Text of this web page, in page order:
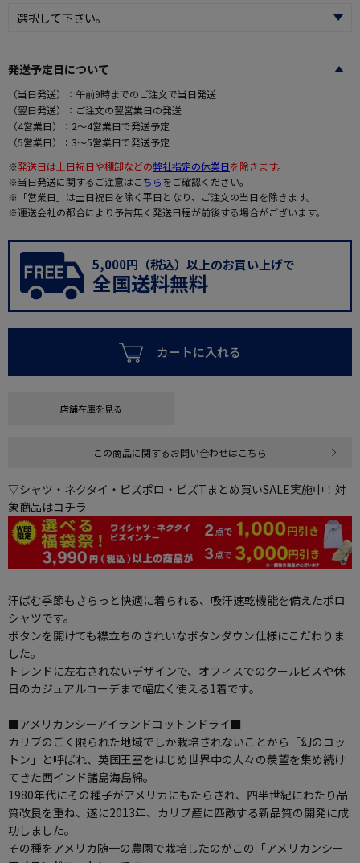
発送予定日について
（当日発送）：午前9時までのご注文で当日発送
（翌日発送）：ご注文の翌営業日の発送
（4営業日）：2～4営業日で発送予定
（5営業日）：3～5営業日で発送予定
※発送日は土日祝日や棚卸などの弊社指定の休業日を除きます。
※当日発送に関するご注意はこちらをご確認ください。
※「営業日」は土日祝日を除く平日となり、ご注文の当日を除きます。
※運送会社の都合により予告無く発送日程が前後する場合がございます。
5,000円（税込）以上のお買い上げで
全国送料無料
カートに入れる
店舗在庫を見る
この商品に関するお問い合わせはこちら
▽シャツ・ネクタイ・ビズポロ・ビズTまとめ買いSALE実施中！対
象商品はコチラ
汗ばむ季節もさらっと快適に着られる、吸汗速乾機能を備えたポロ
シャツです。
ボタンを開けても襟立ちのきれいなボタンダウン仕様にこだわりま
した。
トレンドに左右されないデザインで、オフィスでのクールビスや休
日のカジュアルコーデまで幅広く使える1着です。
■アメリカンシーアイランドコットンドライ■
カリブのごく限られた地域でしか栽培されないことから「幻のコッ
トン」と呼ばれ、英国王室をはじめ世界中の人々の羨望を集め続け
てきた西インド諸島海島綿。
1980年代にその種子がアメリカにもたらされ、四半世紀にわたり品
質改良を重ね、遂に2013年、カリブ産に匹敵する新品質の開発に成
功しました。
その種をアメリカ随一の農園で栽培したのがこの「アメリカンシー